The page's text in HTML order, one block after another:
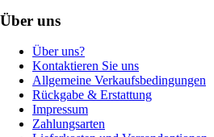
Über uns
Über uns?
Kontaktieren Sie uns
Allgemeine Verkaufsbedingungen
Rückgabe & Erstattung
Impressum
Zahlungsarten